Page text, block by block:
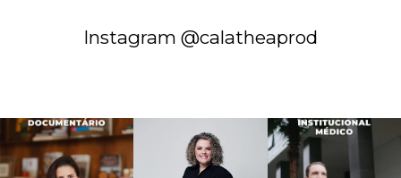
Instagram @calatheaprod